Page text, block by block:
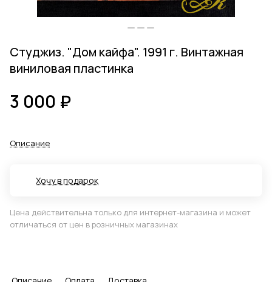
Студжиз. "Дом кайфа". 1991 г. Винтажная
виниловая пластинка
3 000 ₽
Описание
Хочу в подарок
Цена действительна только для интернет-магазина и может
отличаться от цен в розничных магазинах